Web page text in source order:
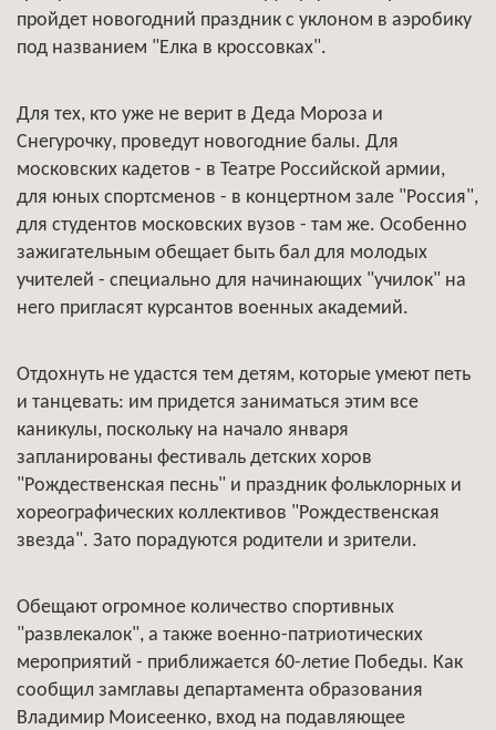
пройдет новогодний праздник с уклоном в аэробику
под названием "Елка в кроссовках".
Для тех, кто уже не верит в Деда Мороза и
Снегурочку, проведут новогодние балы. Для
московских кадетов - в Театре Российской армии,
для юных спортсменов - в концертном зале "Россия",
для студентов московских вузов - там же. Особенно
зажигательным обещает быть бал для молодых
учителей - специально для начинающих "училок" на
него пригласят курсантов военных академий.
Отдохнуть не удастся тем детям, которые умеют петь
и танцевать: им придется заниматься этим все
каникулы, поскольку на начало января
запланированы фестиваль детских хоров
"Рождественская песнь" и праздник фольклорных и
хореографических коллективов "Рождественская
звезда". Зато порадуются родители и зрители.
Обещают огромное количество спортивных
"развлекалок", а также военно-патриотических
мероприятий - приближается 60-летие Победы. Как
сообщил замглавы департамента образования
Владимир Моисеенко, вход на подавляющее